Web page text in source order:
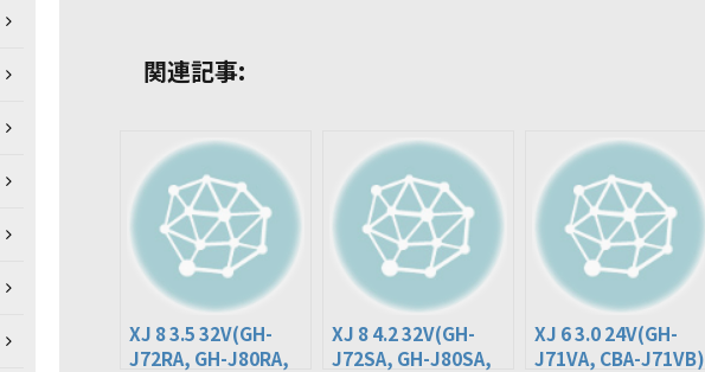
関連記事:
XJ 8 3.5 32V(GH-
J72RA, GH-J80RA,
XJ 8 4.2 32V(GH-
J72SA, GH-J80SA,
XJ 6 3.0 24V(GH-
J71VA, CBA-J71VB)